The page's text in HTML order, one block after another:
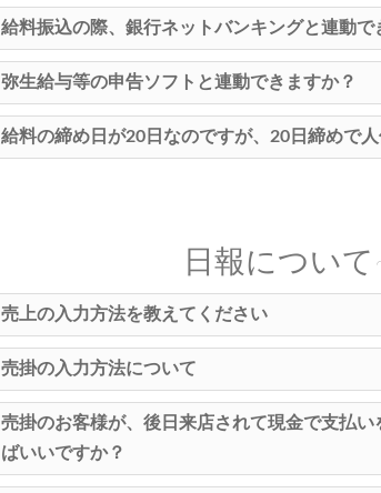
給料振込の際、銀行ネットバンキングと連動で
弥生給与等の申告ソフトと連動できますか？
給料の締め日が20日なのですが、20日締めで
日報につい
売上の入力方法を教えてください
売掛の入力方法について
売掛のお客様が、後日来店されて現金で支払
ばいいですか？